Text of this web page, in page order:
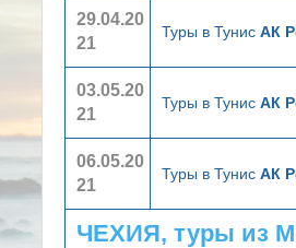
29.04.20
21
Туры в Тунис АК
03.05.20
21
Туры в Тунис АК
06.05.20
21
Туры в Тунис АК
ЧЕХИЯ, туры из